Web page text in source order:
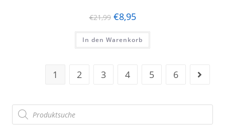
€21,99 €8,95
In den Warenkorb
1 2 3 4 5 6